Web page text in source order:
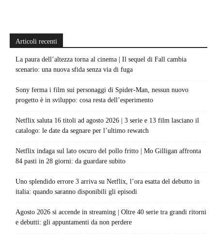
Articoli recenti
La paura dell’altezza torna al cinema | Il sequel di Fall cambia
scenario: una nuova sfida senza via di fuga
Sony ferma i film sui personaggi di Spider-Man, nessun nuovo
progetto è in sviluppo: cosa resta dell’esperimento
Netflix saluta 16 titoli ad agosto 2026 | 3 serie e 13 film lasciano il
catalogo: le date da segnare per l’ultimo rewatch
Netflix indaga sul lato oscuro del pollo fritto | Mo Gilligan affronta
84 pasti in 28 giorni: da guardare subito
Uno splendido errore 3 arriva su Netflix, l’ora esatta del debutto in
italia: quando saranno disponibili gli episodi
Agosto 2026 si accende in streaming | Oltre 40 serie tra grandi ritorni
e debutti: gli appuntamenti da non perdere